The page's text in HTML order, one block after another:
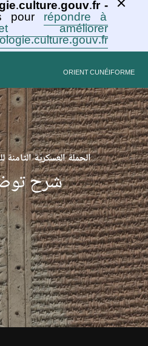
-
pour répondre à
améliorer
!
ORIENT CUNÉIFORME
الحملة العسكريّة
شرح